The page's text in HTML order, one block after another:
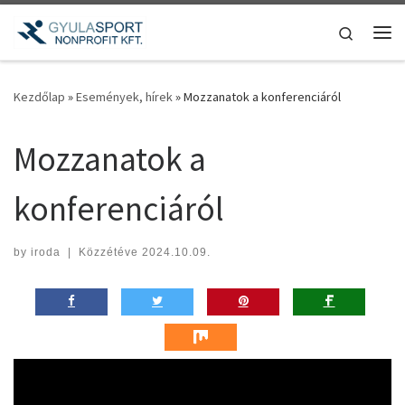
Teljes tartalom megjelenítése
Search
Kezdőlap »Események, hírek»Mozzanatok a konferenciáról
Mozzanatok a
konferenciáról
by iroda | Közzétéve 2024.10.09.